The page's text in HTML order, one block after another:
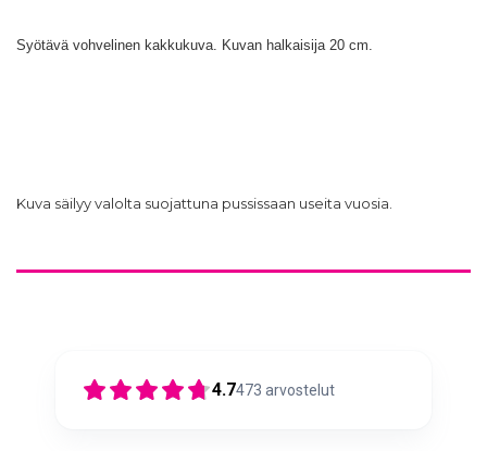
Syötävä vohvelinen kakkukuva. Kuvan halkaisija 20 cm.
Kuva säilyy valolta suojattuna pussissaan useita vuosia.
4.7473 arvostelut